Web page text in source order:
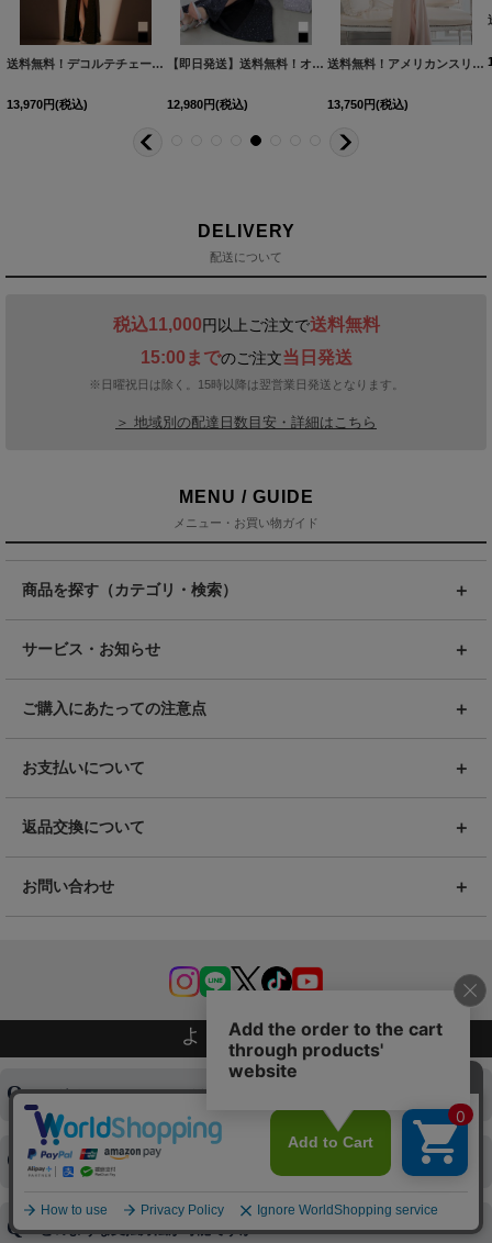
[5673YNdzw-250730-1] 5843YNdzqu-
送料無料！デコルテチェーンラメタイトロングドレス/キャバドレス【S-Mサイズ/2カラー】[OF03] 【YN】dzw
13,970円(税込)
【即日発送】送料無料！オフショルシアースリーブラメロングドレス/キャバドレス【S-Lサイズ/2カラー】[OF03] 【YN】dzcu
12,980円(税込)
送料無料！アメリカンスリーブラメセットアップロングドレス/キャバドレス【XS-Lサイズ/2カラー】[OF03] 【YN】dzw【一部予約商品/9月上旬発送予定】
13,750円(税込)
DELIVERY
配送について
税込11,000円以上ご注文で送料無料
15:00までのご注文当日発送
※日曜祝日は除く。15時以降は翌営業日発送となります。
＞ 地域別の配達日数目安・詳細はこちら
MENU / GUIDE
メニュー・お買い物ガイド
商品を探す（カテゴリ・検索）
サービス・お知らせ
ご購入にあたっての注意点
お支払いについて
返品交換について
お問い合わせ
よくある質問
ログインID・パスワードを忘れてしまった
◆下記ページより、ログインIDの変更が可能です。
ログイン情報をお忘れの方はコチラ＞＞
注文内容の変更・キャンセルをしたい
◆即日発送を行なっている関係上、午後以降のご連絡やキャンセル
どのような支払方法が可能ですか？